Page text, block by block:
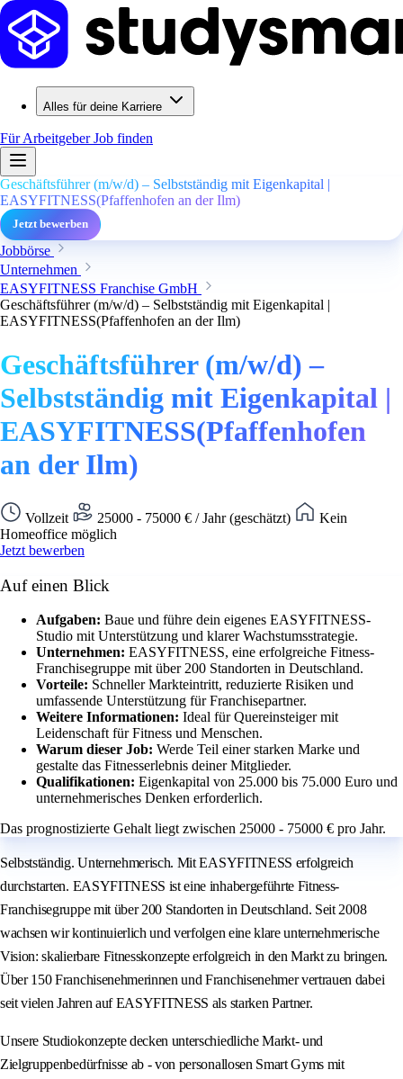
Alles für deine Karriere
Für ArbeitgeberJob finden
Geschäftsführer (m/w/d) – Selbstständig mit Eigenkapital |
EASYFITNESS(Pfaffenhofen an der Ilm)
Jetzt bewerben
Jobbörse
Unternehmen
EASYFITNESS Franchise GmbH
Geschäftsführer (m/w/d) – Selbstständig mit Eigenkapital |
EASYFITNESS(Pfaffenhofen an der Ilm)
Geschäftsführer (m/w/d) –
Selbstständig mit Eigenkapital |
EASYFITNESS(Pfaffenhofen
an der Ilm)
Vollzeit 25000 - 75000 € / Jahr (geschätzt)
Kein
Homeoffice möglich
Jetzt bewerben
Auf einen Blick
Aufgaben: Baue und führe dein eigenes EASYFITNESS-
Studio mit Unterstützung und klarer Wachstumsstrategie.
Unternehmen: EASYFITNESS, eine erfolgreiche Fitness-
Franchisegruppe mit über 200 Standorten in Deutschland.
Vorteile: Schneller Markteintritt, reduzierte Risiken und
umfassende Unterstützung für Franchisepartner.
Weitere Informationen: Ideal für Quereinsteiger mit
Leidenschaft für Fitness und Menschen.
Warum dieser Job: Werde Teil einer starken Marke und
gestalte das Fitnesserlebnis deiner Mitglieder.
Qualifikationen: Eigenkapital von 25.000 bis 75.000 Euro und
unternehmerisches Denken erforderlich.
Das prognostizierte Gehalt liegt zwischen 25000 - 75000 € pro Jahr.
Selbstständig. Unternehmerisch. Mit EASYFITNESS erfolgreich
durchstarten. EASYFITNESS ist eine inhabergeführte Fitness-
Franchisegruppe mit über 200 Standorten in Deutschland. Seit 2008
wachsen wir kontinuierlich und verfolgen eine klare unternehmerische
Vision: skalierbare Fitnesskonzepte erfolgreich in den Markt zu bringen.
Über 150 Franchisenehmerinnen und Franchisenehmer vertrauen dabei
seit vielen Jahren auf EASYFITNESS als starken Partner.
Unsere Studiokonzepte decken unterschiedliche Markt- und
Zielgruppenbedürfnisse ab - von personallosen Smart Gyms mit